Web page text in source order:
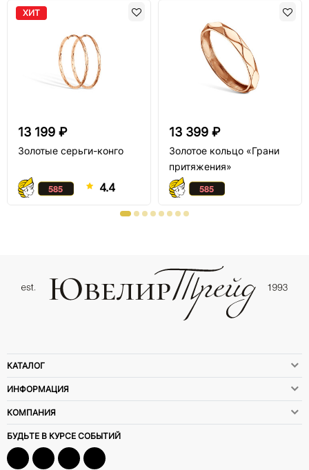
ХИТ
13 199 ₽
Золотые серьги-конго
4.4
13 399 ₽
Золотое кольцо «Грани
притяжения»
КАТАЛОГ
ИНФОРМАЦИЯ
КОМПАНИЯ
БУДЬТЕ В КУРСЕ СОБЫТИЙ